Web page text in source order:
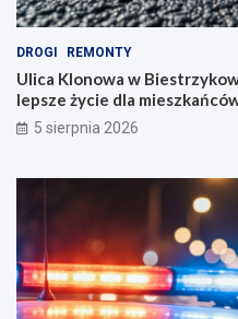
DROGI REMONTY
Ulica Klonowa w
lepsze życie dla
5 sierpnia 2026